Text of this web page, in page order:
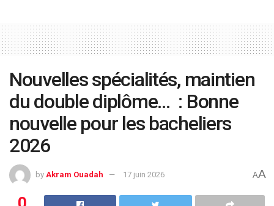
Nouvelles spécialités, maintien
du double diplôme… : Bonne
nouvelle pour les bacheliers
2026
by Akram Ouadah 17 juin 2026 AA